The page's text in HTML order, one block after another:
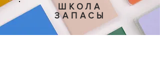
ШКОЛА
ЗАПАСЫ